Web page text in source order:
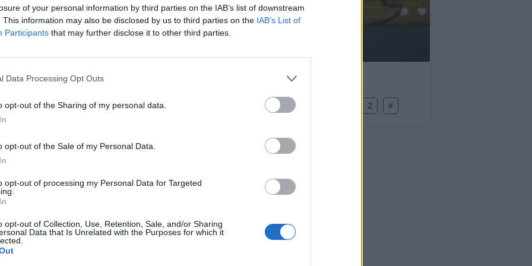
of your personal information by third parties on the IAB’s list of downstream
This information may also be disclosed by us to third parties on the IAB’s List of
Participants that may further disclose it to other third parties.
Data Processing Opt Outs
opt-out of the Sharing of my personal data.
opt-out of the Sale of my Personal Data.
opt-out of processing my Personal Data for Targeted
opt-out of Collection, Use, Retention, Sale, and/or Sharing
Data that Is Unrelated with the Purposes for which it
psicodelia, space rock y atmósferas cósmicas para
tus noches de astronomía. 🪐🎸 Desconecta, mira
al firmamento y siente la gravedad cero. 💾 ¡Guarda
esta colección para tu próxima noche estrellada!
I J K L M N O P U Z #